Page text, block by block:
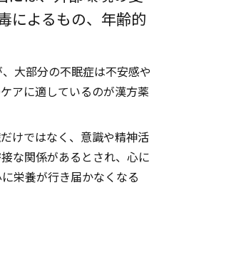
によるもの、年齢的
大部分の不眠症は不安感や
アに適しているのが漢方薬
けではなく、意識や精神活
な関係があるとされ、心に
栄養が行き届かなくなる